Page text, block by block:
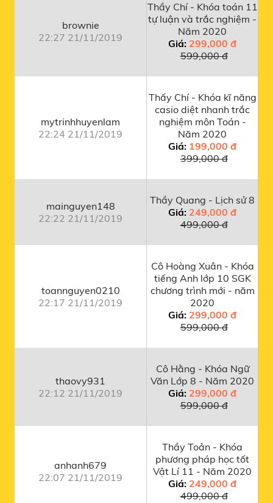
brownie
22:27 21/11/2019
Thầy Chí - Khóa toán 11
tự luận và trắc nghiệm -
Năm 2020
Giá: 299,000 đ
599,000 đ
mytrinhhuyenlam
22:24 21/11/2019
Thấy Chí - Khóa kĩ năng
casio diệt nhanh trắc
nghiệm môn Toán -
Năm 2020
Giá: 199,000 đ
399,000 đ
mainguyen148
22:22 21/11/2019
Thầy Quang - Lịch sử 8
Giá: 249,000 đ
499,000 đ
toannguyen0210
22:17 21/11/2019
Cô Hoàng Xuân - Khóa
tiếng Anh lớp 10 SGK
chương trình mới - năm
2020
Giá: 299,000 đ
599,000 đ
thaovy931
22:12 21/11/2019
Cô Hằng - Khóa Ngữ
Văn Lớp 8 - Năm 2020
Giá: 299,000 đ
599,000 đ
anhanh679
22:07 21/11/2019
Thầy Toản - Khóa
phương pháp học tốt
Vật Lí 11 - Năm 2020
Giá: 249,000 đ
499,000 đ